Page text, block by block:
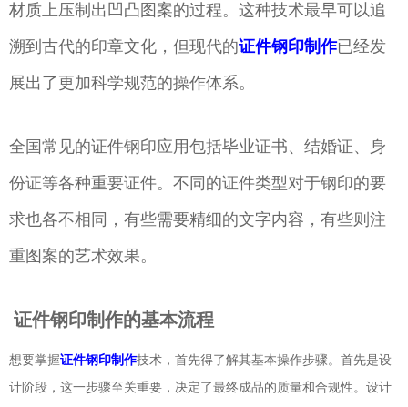
材质上压制出凹凸图案的过程。这种技术最早可以追
溯到古代的印章文化，但现代的证件钢印制作已经发
展出了更加科学规范的操作体系。
全国常见的证件钢印应用包括毕业证书、结婚证、身
份证等各种重要证件。不同的证件类型对于钢印的要
求也各不相同，有些需要精细的文字内容，有些则注
重图案的艺术效果。
证件钢印制作的基本流程
想要掌握证件钢印制作技术，首先得了解其基本操作步骤。首先是设
计阶段，这一步骤至关重要，决定了最终成品的质量和合规性。设计